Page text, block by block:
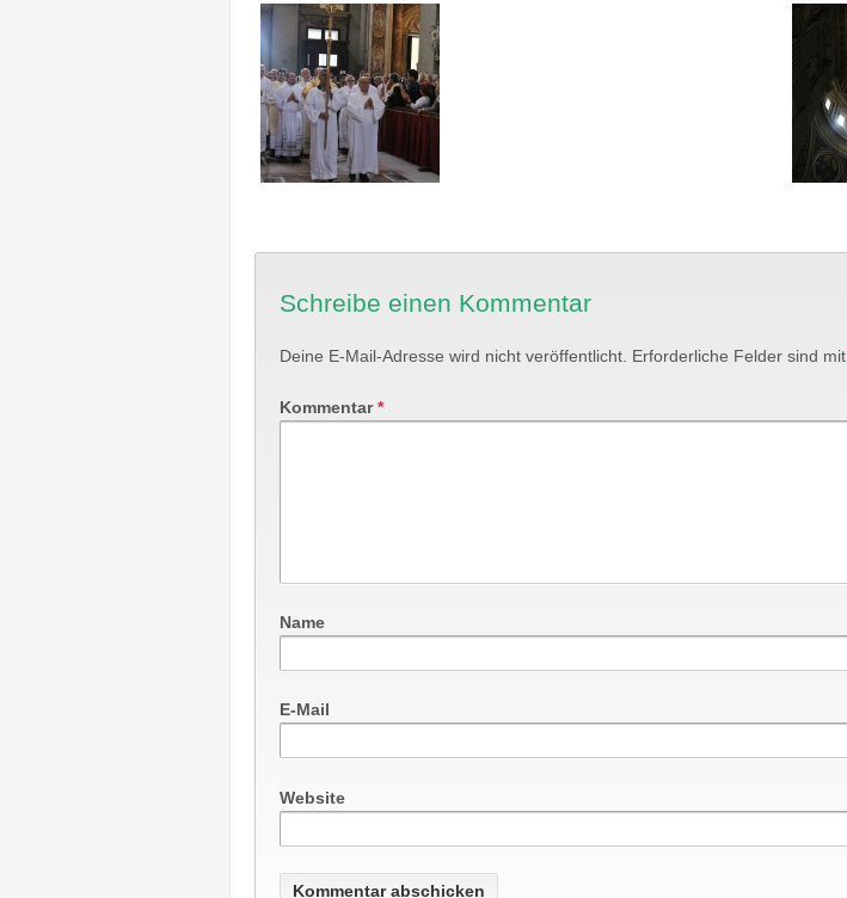
Schreibe einen Kommentar
Deine E-Mail-Adresse wird nicht veröffentlicht. Erforderliche Felder sind mit
Kommentar*
Name
E-Mail
Website